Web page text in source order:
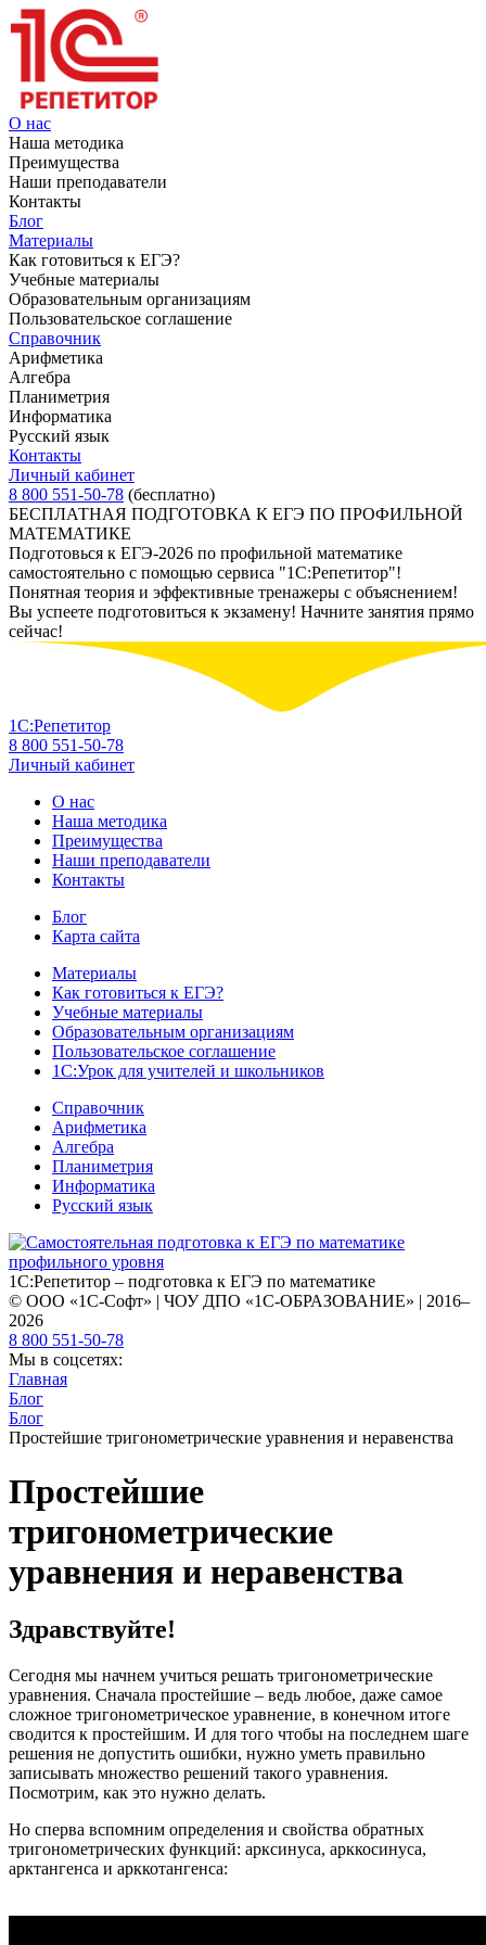
О нас
Наша методика
Преимущества
Наши преподаватели
Контакты
Блог
Материалы
Как готовиться к ЕГЭ?
Учебные материалы
Образовательным организациям
Пользовательское соглашение
Справочник
Арифметика
Алгебра
Планиметрия
Информатика
Русский язык
Контакты
Личный кабинет
8 800 551-50-78 (бесплатно)
БЕСПЛАТНАЯ ПОДГОТОВКА К ЕГЭ ПО ПРОФИЛЬНОЙ
МАТЕМАТИКЕ
Подготовься к ЕГЭ-2026 по профильной математике
самостоятельно с помощью сервиса "1С:Репетитор"!
Понятная теория и эффективные тренажеры с объяснением!
Вы успеете подготовиться к экзамену! Начните занятия прямо
сейчас!
1С:Репетитор
8 800 551-50-78
Личный кабинет
О нас
Наша методика
Преимущества
Наши преподаватели
Контакты
Блог
Карта сайта
Материалы
Как готовиться к ЕГЭ?
Учебные материалы
Образовательным организациям
Пользовательское соглашение
1С:Урок для учителей и школьников
Справочник
Арифметика
Алгебра
Планиметрия
Информатика
Русский язык
1С:Репетитор – подготовка к ЕГЭ по математике
© ООО «1С-Софт» | ЧОУ ДПО «1С-ОБРАЗОВАНИЕ» | 2016–
2026
8 800 551-50-78
Мы в соцсетях:
Главная
Блог
Блог
Простейшие тригонометрические уравнения и неравенства
Простейшие
тригонометрические
уравнения и неравенства
Здравствуйте!
Сегодня мы начнем учиться решать тригонометрические
уравнения. Сначала простейшие – ведь любое, даже самое
сложное тригонометрическое уравнение, в конечном итоге
сводится к простейшим. И для того чтобы на последнем шаге
решения не допустить ошибки, нужно уметь правильно
записывать множество решений такого уравнения.
Посмотрим, как это нужно делать.
Но сперва вспомним определения и свойства обратных
тригонометрических функций: арксинуса, арккосинуса,
арктангенса и арккотангенса: